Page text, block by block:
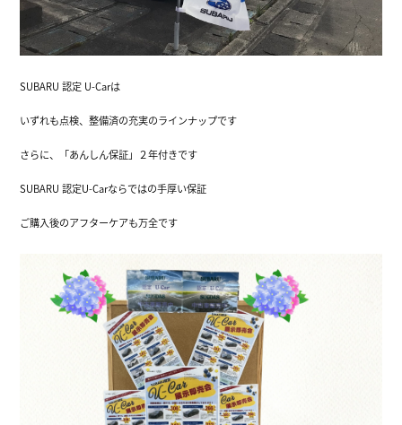
SUBARU 認定 U-Carは
いずれも点検、整備済の充実のラインナップです
さらに、「あんしん保証」２年付きです
SUBARU 認定U-Carならではの手厚い保証
ご購入後のアフターケアも万全です